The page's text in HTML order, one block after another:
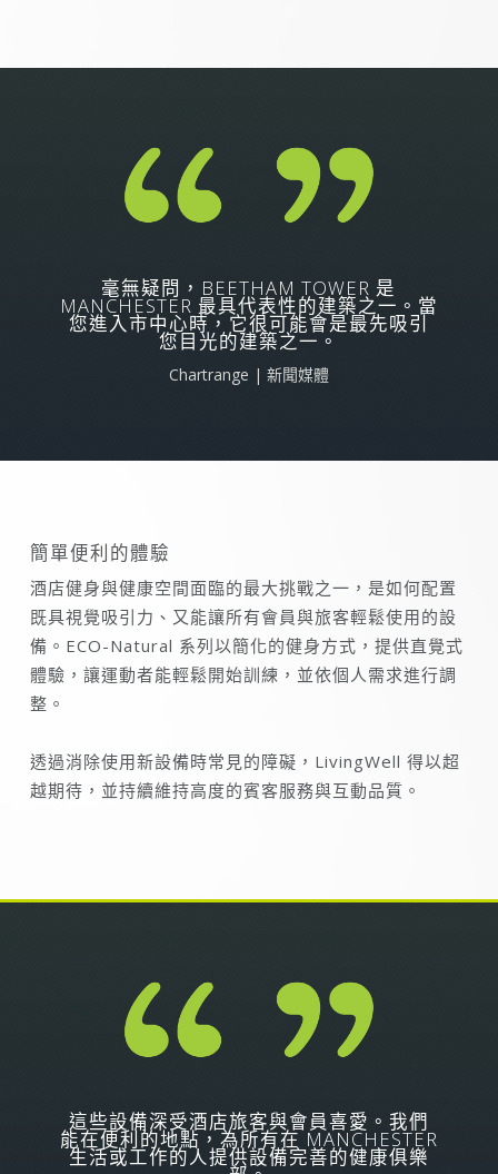
毫無疑問，BEETHAM TOWER 是
MANCHESTER 最具代表性的建築之一。當
您進入市中心時，它很可能會是最先吸引
您目光的建築之一。
Chartrange | 新聞媒體
簡單便利的體驗
酒店健身與健康空間面臨的最大挑戰之一，是如何配置
既具視覺吸引力、又能讓所有會員與旅客輕鬆使用的設
備。ECO-Natural 系列以簡化的健身方式，提供直覺式
體驗，讓運動者能輕鬆開始訓練，並依個人需求進行調
整。
透過消除使用新設備時常見的障礙，LivingWell 得以超
越期待，並持續維持高度的賓客服務與互動品質。
這些設備深受酒店旅客與會員喜愛。我們
能在便利的地點，為所有在 MANCHESTER
生活或工作的人提供設備完善的健康俱樂